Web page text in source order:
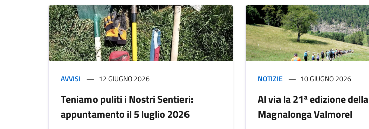
AVVISI 12 GIUGNO 2026
Teniamo puliti i Nostri Sentieri:
appuntamento il 5 luglio 2026
NOTIZIE 10 GIUGNO 2026
Al via la 21ª edizione della
Magnalonga Valmorel